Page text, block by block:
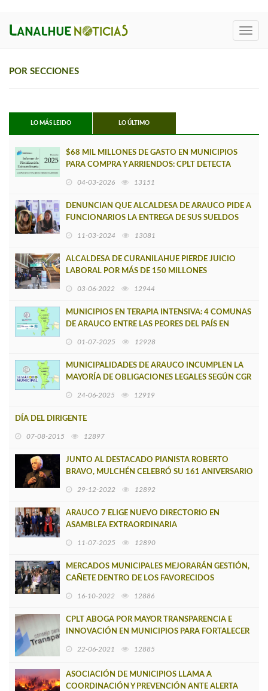
POR SECCIONES
LO MÁS LEIDO LO ÚLTIMO
$68 MIL MILLONES DE GASTO EN MUNICIPIOS
PARA COMPRA Y ARRIENDOS: CPLT DETECTA
04-03-2026 13151
DENUNCIAN QUE ALCALDESA DE ARAUCO PIDE A
FUNCIONARIOS LA ENTREGA DE SUS SUELDOS
11-03-2024 13081
ALCALDESA DE CURANILAHUE PIERDE JUICIO
LABORAL POR MÁS DE 150 MILLONES
03-06-2022 12944
MUNICIPIOS EN TERAPIA INTENSIVA: 4 COMUNAS
DE ARAUCO ENTRE LAS PEORES DEL PAÍS EN
01-07-2025 12928
MUNICIPALIDADES DE ARAUCO INCUMPLEN LA
MAYORÍA DE OBLIGACIONES LEGALES SEGÚN CGR
24-06-2025 12919
DÍA DEL DIRIGENTE
07-08-2015 12897
JUNTO AL DESTACADO PIANISTA ROBERTO
BRAVO, MULCHÉN CELEBRÓ SU 161 ANIVERSARIO
29-12-2022 12892
ARAUCO 7 ELIGE NUEVO DIRECTORIO EN
ASAMBLEA EXTRAORDINARIA
11-07-2025 12890
MERCADOS MUNICIPALES MEJORARÁN GESTIÓN,
CAÑETE DENTRO DE LOS FAVORECIDOS
16-10-2022 12886
CPLT ABOGA POR MAYOR TRANSPARENCIA E
INNOVACIÓN EN MUNICIPIOS PARA FORTALECER
22-06-2021 12885
ASOCIACIÓN DE MUNICIPIOS LLAMA A
COORDINACIÓN Y PREVENCIÓN ANTE ALERTA